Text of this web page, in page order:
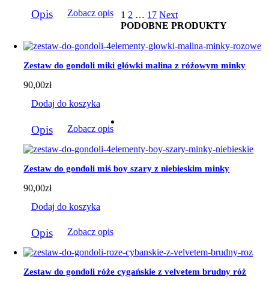
do
184,00zł
produkt
wariantów.
można
wybrać
na
stronie
Opis Zobacz opis 1 2 … 17 Next
PODOBNE PRODUKTY
Zestaw do gondoli miki główki malina z różowym minky
90,00zł
Dodaj do koszyka
Opis Zobacz opis
Zestaw do gondoli miś boy szary z niebieskim minky
90,00zł
Dodaj do koszyka
Opis Zobacz opis
Zestaw do gondoli róże cygańskie z velvetem brudny róż